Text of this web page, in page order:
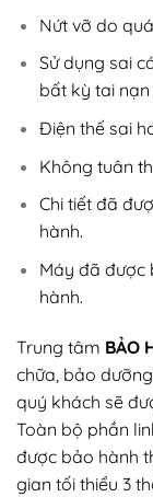
Nứt vỡ do
Sử dụng sai
bất kỳ tai
Điện thế sai
Không tuân
Chi tiết đã
hành.
Máy đã được
hành.
Trung tâm BẢO
chữa, bảo
quý khách sẽ
Toàn bộ phần
được bảo hành
gian tối thiểu 3